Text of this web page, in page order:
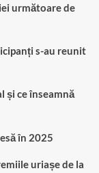
următoare de
s-au reunit
și ce înseamnă
în 2025
uriașe de la